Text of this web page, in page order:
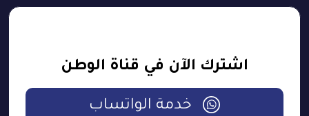
اشترك الآن في قناة الوطن
خدمة الواتساب